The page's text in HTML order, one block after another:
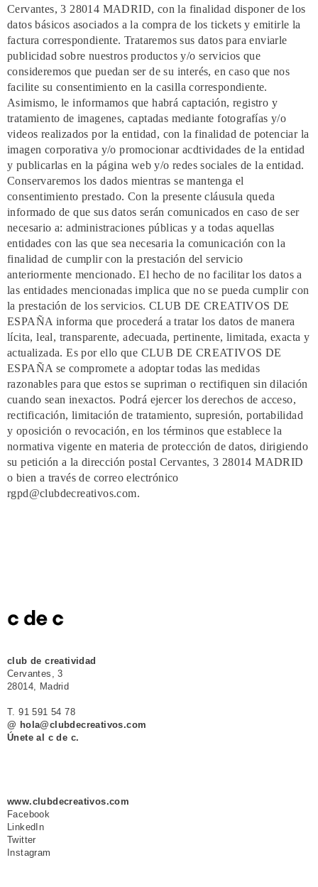
Cervantes, 3 28014 MADRID, con la finalidad disponer de los
datos básicos asociados a la compra de los tickets y emitirle la
factura correspondiente. Trataremos sus datos para enviarle
publicidad sobre nuestros productos y/o servicios que
consideremos que puedan ser de su interés, en caso que nos
facilite su consentimiento en la casilla correspondiente.
Asimismo, le informamos que habrá captación, registro y
tratamiento de imagenes, captadas mediante fotografías y/o
videos realizados por la entidad, con la finalidad de potenciar la
imagen corporativa y/o promocionar acdtividades de la entidad
y publicarlas en la página web y/o redes sociales de la entidad.
Conservaremos los dados mientras se mantenga el
consentimiento prestado. Con la presente cláusula queda
informado de que sus datos serán comunicados en caso de ser
necesario a: administraciones públicas y a todas aquellas
entidades con las que sea necesaria la comunicación con la
finalidad de cumplir con la prestación del servicio
anteriormente mencionado. El hecho de no facilitar los datos a
las entidades mencionadas implica que no se pueda cumplir con
la prestación de los servicios. CLUB DE CREATIVOS DE
ESPAÑA informa que procederá a tratar los datos de manera
lícita, leal, transparente, adecuada, pertinente, limitada, exacta y
actualizada. Es por ello que CLUB DE CREATIVOS DE
ESPAÑA se compromete a adoptar todas las medidas
razonables para que estos se supriman o rectifiquen sin dilación
cuando sean inexactos. Podrá ejercer los derechos de acceso,
rectificación, limitación de tratamiento, supresión, portabilidad
y oposición o revocación, en los términos que establece la
normativa vigente en materia de protección de datos, dirigiendo
su petición a la dirección postal Cervantes, 3 28014 MADRID
o bien a través de correo electrónico
rgpd@clubdecreativos.com.
club de creatividad
Cervantes, 3
28014, Madrid
T. 91 591 54 78
@ hola@clubdecreativos.com
Únete al c de c.
www.clubdecreativos.com
Facebook
LinkedIn
Twitter
Instagram